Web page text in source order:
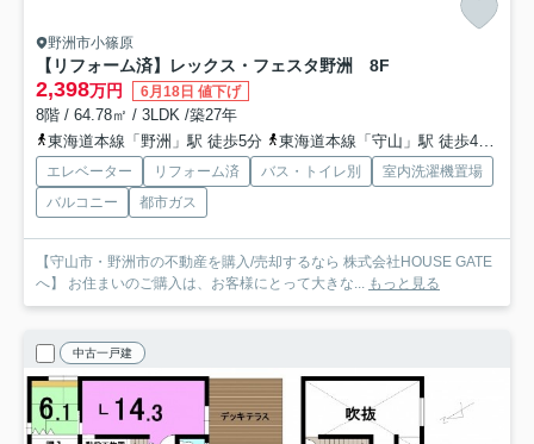
野洲市小篠原
【リフォーム済】レックス・フェスタ野洲 8F
2,398万円 6月18日 値下げ
8階 / 64.78㎡ / 3LDK /築27年
東海道本線「野洲」駅 徒歩5分
東海道本線「守山」駅 徒歩49分車9分 4.5km
エレベーター リフォーム済 バス・トイレ別
室内洗濯機置場
バルコニー
都市ガス
【守山市・野洲市の不動産を購入/売却するなら 株式会社HOUSE GATE
へ】 お住まいのご購入は、お客様にとって大きな... もっと見る
中古一戸建